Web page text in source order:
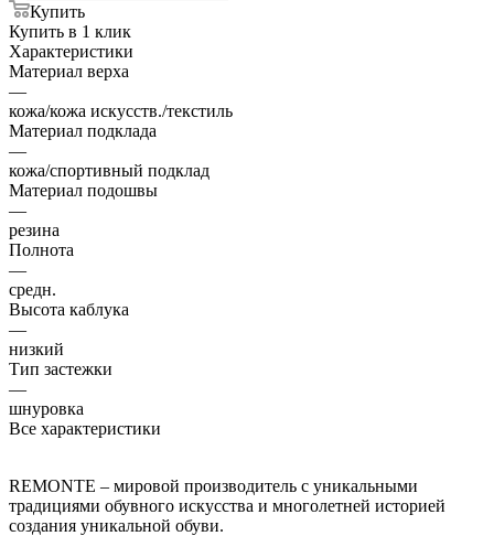
Купить
Купить в 1 клик
Характеристики
Материал верха
—
кожа/кожа искусств./текстиль
Материал подклада
—
кожа/спортивный подклад
Материал подошвы
—
резина
Полнота
—
средн.
Высота каблука
—
низкий
Тип застежки
—
шнуровка
Все характеристики
REMONTE – мировой производитель с уникальными
традициями обувного искусства и многолетней историей
создания уникальной обуви.